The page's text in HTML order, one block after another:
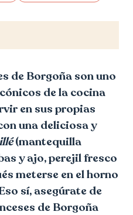
de Borgoña son uno
de la cocina
en sus propias
una deliciosa y
(mantequilla
y ajo, perejil fresco
meterse en el horno
sí, asegúrate de
de Borgoña